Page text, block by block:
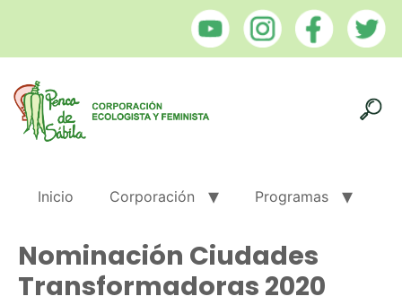
Inicio Corporación Programas
Nominación Ciudades
Transformadoras 2020